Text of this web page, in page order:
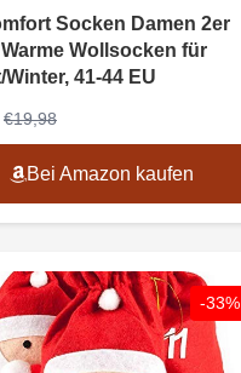
Socken Damen 2er
Warme Wollsocken für
Winter, 41-44 EU
€19,98
Bei Amazon kaufen
-33%